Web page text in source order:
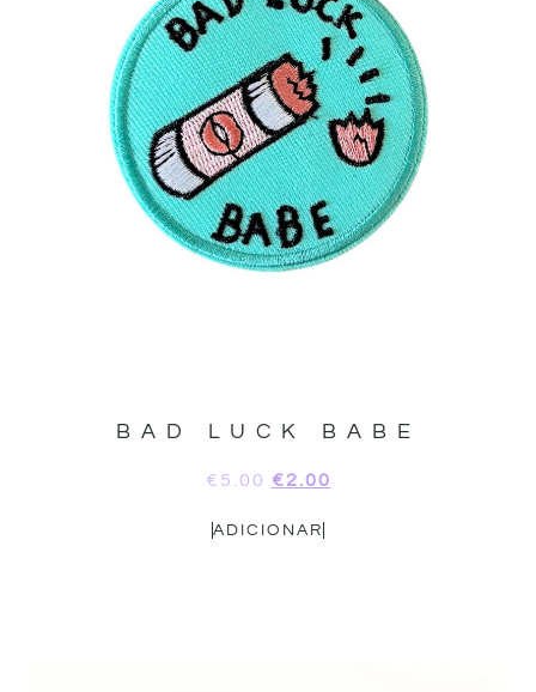
BAD LUCK BABE
€ 5.00 €2.00
ADICIONAR